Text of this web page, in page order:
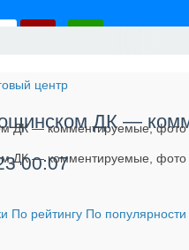
ДК — комментируемые,
ДК — комментируемые, фото
ДК —
00:07
По рейтингу По популярности